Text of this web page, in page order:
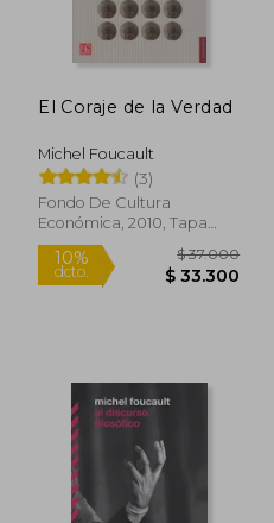
10%
dcto.
El Coraje de la Verdad
Michel Foucault
(3)
Fondo De Cultura
Económica, 2010, Tapa
Blanda, Nuevo